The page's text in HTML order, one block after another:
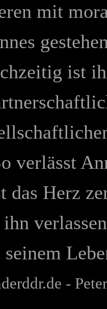
mit
ist
verlässt
das Herz
-